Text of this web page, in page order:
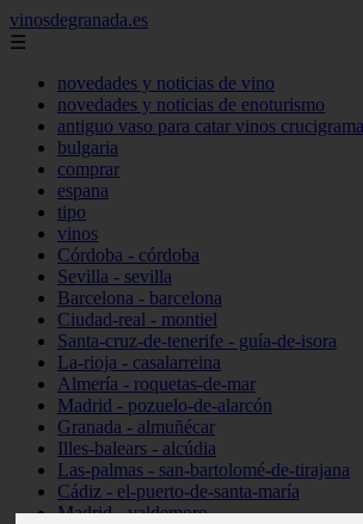
vinosdegranada.es
☰
novedades y noticias de vino
novedades y noticias de enoturismo
antiguo vaso para catar vinos crucigrama
bulgaria
comprar
espana
tipo
vinos
Córdoba - córdoba
Sevilla - sevilla
Barcelona - barcelona
Ciudad-real - montiel
Santa-cruz-de-tenerife - guía-de-isora
La-rioja - casalarreina
Almería - roquetas-de-mar
Madrid - pozuelo-de-alarcón
Granada - almuñécar
Illes-balears - alcúdia
Las-palmas - san-bartolomé-de-tirajana
Cádiz - el-puerto-de-santa-maría
Madrid - valdemoro